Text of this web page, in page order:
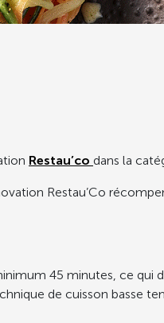
Restau’co dans la
Restau’Co
45 minutes, ce qui
de cuisson basse